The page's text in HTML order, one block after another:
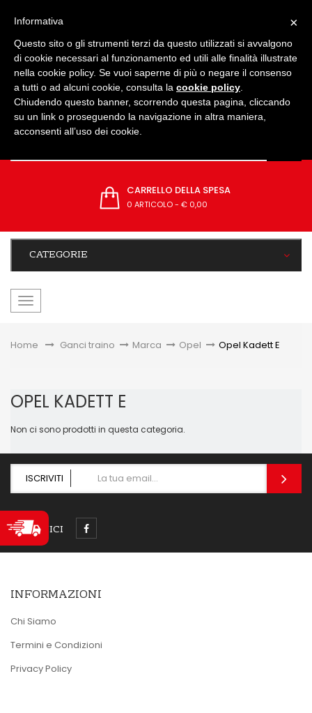
CARRELLO DELLA SPESA
0 ARTICOLO- € 0,00
CATEGORIE
navigazione
Home &gt;Ganci traino > Marca > Opel > Opel Kadett E
OPEL KADETT E
Non ci sono prodotti in questa categoria.
ISCRIVITI
SEGUICI
INFORMAZIONI
Chi Siamo
Termini e Condizioni
Privacy Policy
×
Informativa
Questo sito o gli strumenti terzi da questo utilizzati si avvalgono
di cookie necessari al funzionamento ed utili alle finalità illustrate
nella cookie policy. Se vuoi saperne di più o negare il consenso
a tutti o ad alcuni cookie, consulta la cookie policy
Chiudendo questo banner, scorrendo questa pagina, cliccando
su un link o proseguendo la navigazione in altra maniera,
acconsenti all’uso dei cookie.